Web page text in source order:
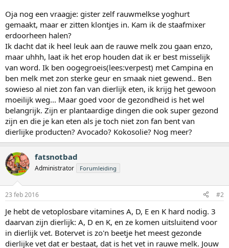
Oja nog een vraagje: gister zelf rauwmelkse yoghurt
gemaakt, maar er zitten klontjes in. Kam ik de staafmixer
erdoorheen halen?
Ik dacht dat ik heel leuk aan de rauwe melk zou gaan enzo,
maar uhhh, laat ik het erop houden dat ik er best misselijk
van word. Ik ben oogegroeis(lees:verpest) met Campina en
ben melk met zon sterke geur en smaak niet gewend.. Ben
sowieso al niet zon fan van dierlijk eten, ik krijg het gewoon
moeilijk weg... Maar goed voor de gezondheid is het wel
belangrijk. Zijn er plantaardige dingen die ook super gezond
zijn en die je kan eten als je toch niet zon fan bent van
dierlijke producten? Avocado? Kokosolie? Nog meer?
fatsnotbad
Administrator Forumleiding
23 feb 2016 #2
Je hebt de vetoplosbare vitamines A, D, E en K hard nodig. 3
daarvan zijn dierlijk: A, D en K, en ze komen uitsluitend voor
in dierlijk vet. Botervet is zo'n beetje het meest gezonde
dierlijke vet dat er bestaat, dat is het vet in rauwe melk. Jouw